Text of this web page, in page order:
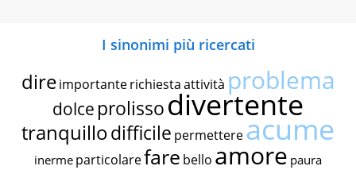
I sinonimi più ricercati
dire importante richiestaattività problema
dolce prolissodivertente
tranquillodifficile permettereacume
inerme particolarefare bello amore paura